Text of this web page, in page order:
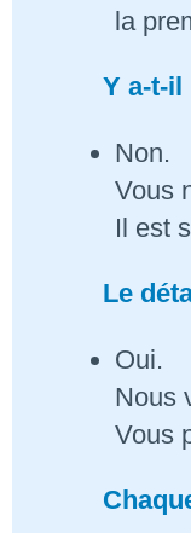
la
Y a-t-il
Non.
Vous
Il est
Le
Oui.
Nous
Vous